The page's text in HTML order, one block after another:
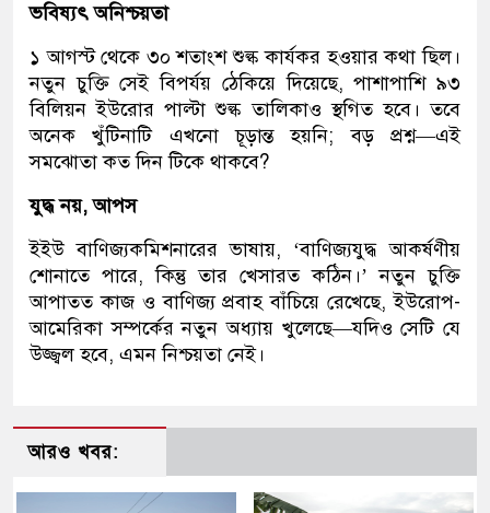
ভবিষ্যৎ অনিশ্চয়তা
১ আগস্ট থেকে ৩০ শতাংশ শুল্ক কার্যকর হওয়ার কথা ছিল।
নতুন চুক্তি সেই বিপর্যয় ঠেকিয়ে দিয়েছে, পাশাপাশি ৯৩
বিলিয়ন ইউরোর পাল্টা শুল্ক তালিকাও স্থগিত হবে। তবে
অনেক খুঁটিনাটি এখনো চূড়ান্ত হয়নি; বড় প্রশ্ন—এই
সমঝোতা কত দিন টিকে থাকবে?
যুদ্ধ নয়, আপস
ইইউ বাণিজ্যকমিশনারের ভাষায়, ‘বাণিজ্যযুদ্ধ আকর্ষণীয়
শোনাতে পারে, কিন্তু তার খেসারত কঠিন।’ নতুন চুক্তি
আপাতত কাজ ও বাণিজ্য প্রবাহ বাঁচিয়ে রেখেছে, ইউরোপ-
আমেরিকা সম্পর্কের নতুন অধ্যায় খুলেছে—যদিও সেটি যে
উজ্জ্বল হবে, এমন নিশ্চয়তা নেই।
আরও খবর: